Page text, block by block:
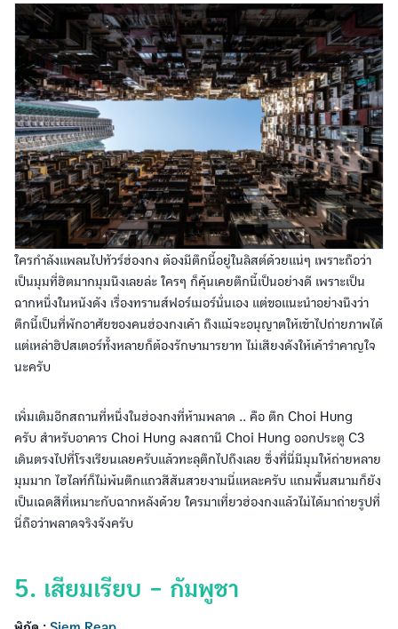
ใครกำลังแพลนไปทัวร์ฮ่องกง ต้องมีตึกนี้อยู่ในลิสต์ด้วยแน่ๆ เพราะถือว่า
เป็นมุมที่ฮิตมากมุมนึงเลยล่ะ ใครๆ ก็คุ้นเคยตึกนี้เป็นอย่างดี เพราะเป็น
ฉากหนึ่งในหนังดัง เรื่องทรานส์ฟอร์เมอร์นั่นเอง แต่ขอแนะนำอย่างนึงว่า
ตึกนี้เป็นที่พักอาศัยของคนฮ่องกงเค้า ถึงแม้จะอนุญาตให้เข้าไปถ่ายภาพได้
แต่เหล่าฮิปสเตอร์ทั้งหลายก็ต้องรักษามารยาท ไม่เสียงดังให้เค้ารำคาญใจ
นะครับ
เพิ่มเติมอีกสถานที่หนึ่งในฮ่องกงที่ห้ามพลาด .. คือ ตึก Choi Hung
ครับ สำหรับอาคาร Choi Hung ลงสถานี Choi Hung ออกประตู C3
เดินตรงไปที่โรงเรียนเลยครับเเล้วทะลุตึกไปถึงเลย ซึ่งที่นี่มีมุมให้ถ่ายหลาย
มุมมาก ไฮไลท์ก็ไม่พ้นตึกแถวสีสันสวยงามนี่แหละครับ แถมพื้นสนามก็ยัง
เป็นเฉดสีที่เหมาะกับฉากหลังด้วย ใครมาเที่ยวฮ่องกงแล้วไม่ได้มาถ่ายรูปที่
นี่ถือว่าพลาดจริงจังครับ
5. เสียมเรียบ - กัมพูชา